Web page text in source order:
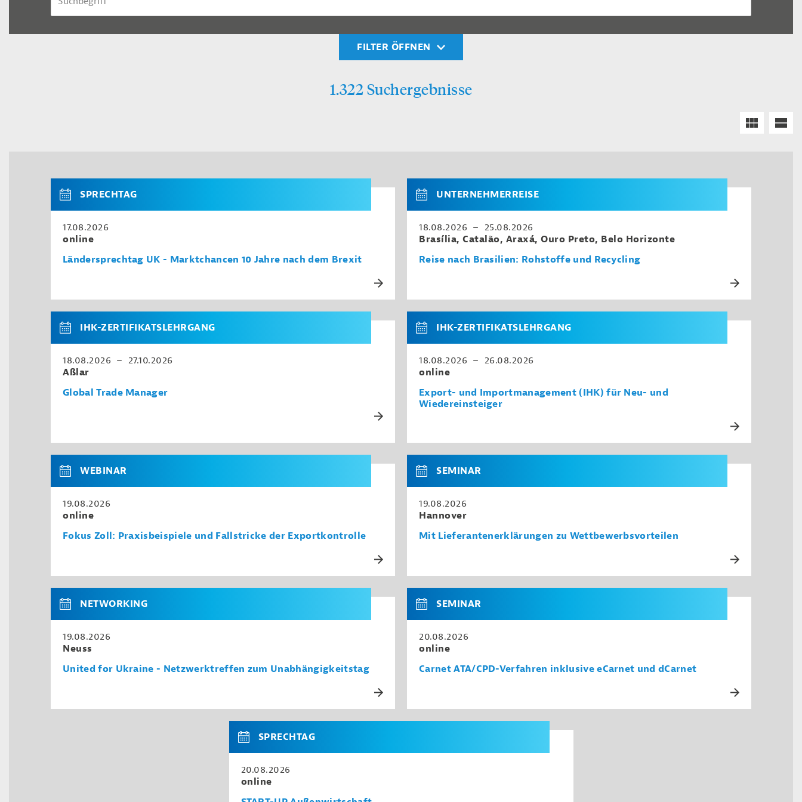
FILTER ÖFFNEN
1.322 Suchergebnisse
SPRECHTAG
17.08.2026
online
Ländersprechtag UK - Marktchancen 10 Jahre nach dem Brexit
UNTERNEHMERREISE
18.08.2026 – 25.08.2026
Brasília, Catalão, Araxá, Ouro Preto, Belo Horizonte
Reise nach Brasilien: Rohstoffe und Recycling
IHK-ZERTIFIKATSLEHRGANG
18.08.2026 – 27.10.2026
Aßlar
Global Trade Manager
IHK-ZERTIFIKATSLEHRGANG
18.08.2026 – 26.08.2026
online
Export- und Importmanagement (IHK) für Neu- und
Wiedereinsteiger
WEBINAR
19.08.2026
online
Fokus Zoll: Praxisbeispiele und Fallstricke der Exportkontrolle
SEMINAR
19.08.2026
Hannover
Mit Lieferantenerklärungen zu Wettbewerbsvorteilen
NETWORKING
19.08.2026
Neuss
United for Ukraine - Netzwerktreffen zum Unabhängigkeitstag
SEMINAR
20.08.2026
online
Carnet ATA/CPD-Verfahren inklusive eCarnet und dCarnet
SPRECHTAG
20.08.2026
online